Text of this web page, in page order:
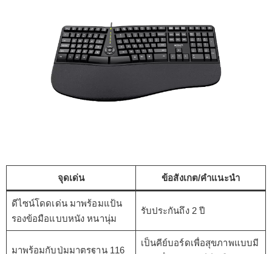
จุดเด่น ข้อสังเกต/คำแนะนำ
ดีไซน์โดดเด่น มาพร้อมแป้น
รองข้อมือแบบหนัง หนานุ่ม
รับประกันถึง 2 ปี
มาพร้อมกับปุ่มมาตรฐาน 116
เป็นคีย์บอร์ดเพื่อสุขภาพแบบมี